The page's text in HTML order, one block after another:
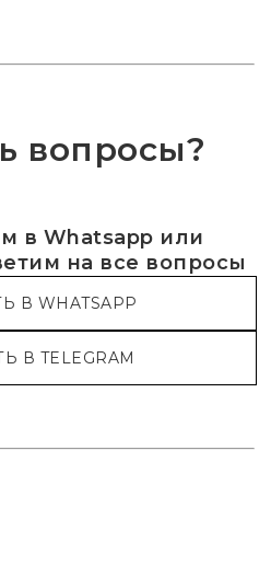
вопросы?
в Whatsapp или
на все вопросы
В WHATSAPP
В TELEGRAM